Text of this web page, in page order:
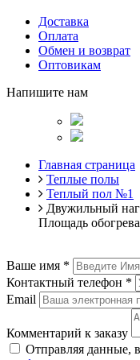
Доставка
Оплата
Обмен и возврат
Оптовикам
Напишите нам
Главная страница
Теплые полы
Теплый пол №1
Двужильный
Площадь
Ваше имя *
Контактный телефон *
Email
Комментарий к заказу
Отправляя данные,